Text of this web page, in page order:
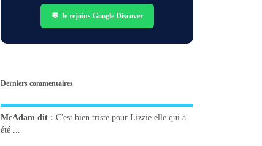
💬 Je rejoins Google Discover
Derniers commentaires
McAdam dit : C'est bien triste pour Lizzie elle qui a
été ...